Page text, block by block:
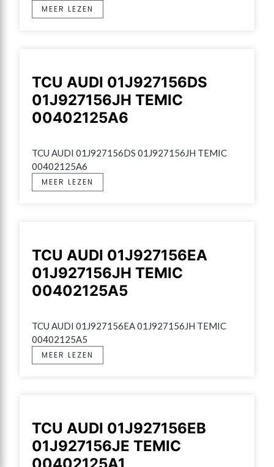
MEER LEZEN
TCU AUDI 01J927156DS
01J927156JH TEMIC
00402125A6
TCU AUDI 01J927156DS 01J927156JH TEMIC
00402125A6
MEER LEZEN
TCU AUDI 01J927156EA
01J927156JH TEMIC
00402125A5
TCU AUDI 01J927156EA 01J927156JH TEMIC
00402125A5
MEER LEZEN
TCU AUDI 01J927156EB
01J927156JE TEMIC
00402125A1